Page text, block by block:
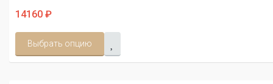
14160 ₽
Выбрать опцию